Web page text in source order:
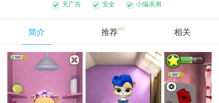
无广告 安全 小编亲测
简介 推荐562 相关